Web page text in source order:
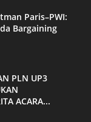
Paris–PWI:
Bargaining
PLN UP3
ACARA...